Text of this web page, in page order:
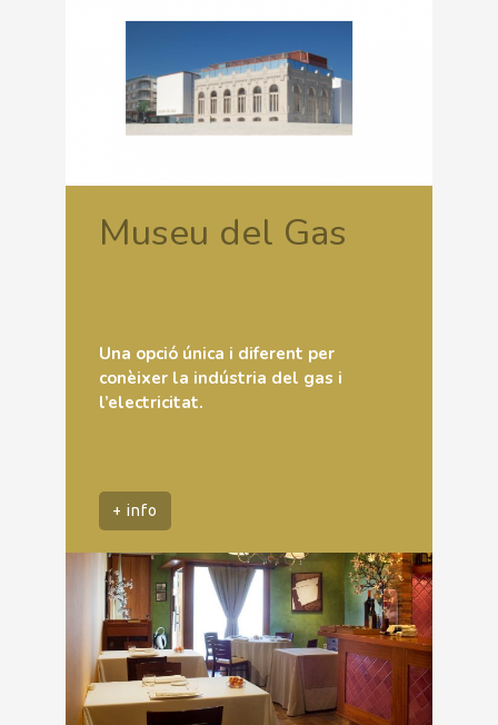
Museu del Gas
Una opció única i diferent per
conèixer la indústria del gas i
l’electricitat.
+ info